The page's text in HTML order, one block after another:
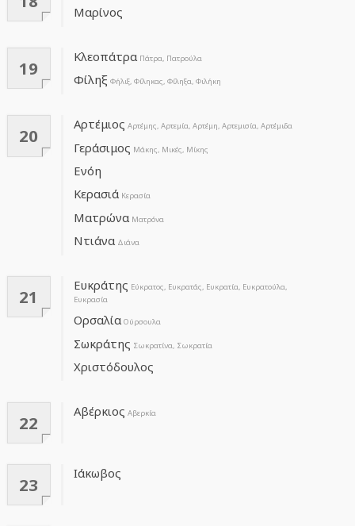
Μαρίνος
19
Κλεοπάτρα Πάτρα, Πατρούλα
Φίληξ Φήλιξ, Φίληκας, Φίληξα, Φιλήκη
20
Αρτέμιος Αρτέμης, Αρτεμία, Αρτέμη, Αρτεμισία, Αρτέμιδα
Γεράσιμος Μάκης, Μικές, Μίκης
Ενόη
Κερασιά Κερασία
Ματρώνα Ματρόνα
Ντιάνα Διάνα
21
Ευκράτης Εύκρατος, Ευκρατάς, Ευκρατία, Ευκρατούλα,
Ευκρασία
Ορσαλία Ούρσουλα
Σωκράτης Σωκρατίνα, Σωκρατία
Χριστόδουλος
22
Αβέρκιος Αβερκία
23
Ιάκωβος